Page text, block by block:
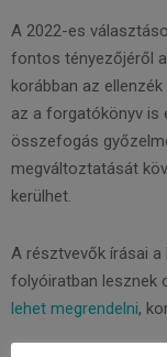
A 2022-es
fontos tényezőjéről
korábban az
az a forgatókönyv is
összefogás
megváltoztatását
kerülhet.
A résztvevők írásai a
folyóiratban lesznek
lehet megrendelni,